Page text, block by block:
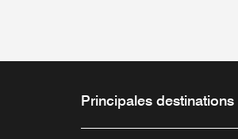
Principales destinations